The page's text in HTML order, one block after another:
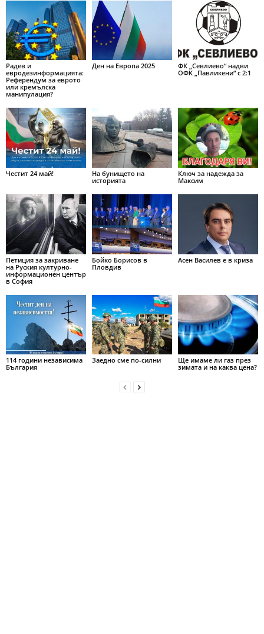
Радев и
евродезинформацията:
Референдум за еврото
или кремълска
манипулация?
Ден на Европа 2025
ФК „Севлиево“ надви
ОФК „Павликени“ с 2:1
Честит 24 май!
На бунището на
историята
Ключ за надежда за
Максим
Петиция за закриване
на Руския културно-
информационен център
в София
Бойко Борисов в
Пловдив
Асен Василев е в криза
114 години независима
България
Заедно сме по-силни
Ще имаме ли газ през
зимата и на каква цена?